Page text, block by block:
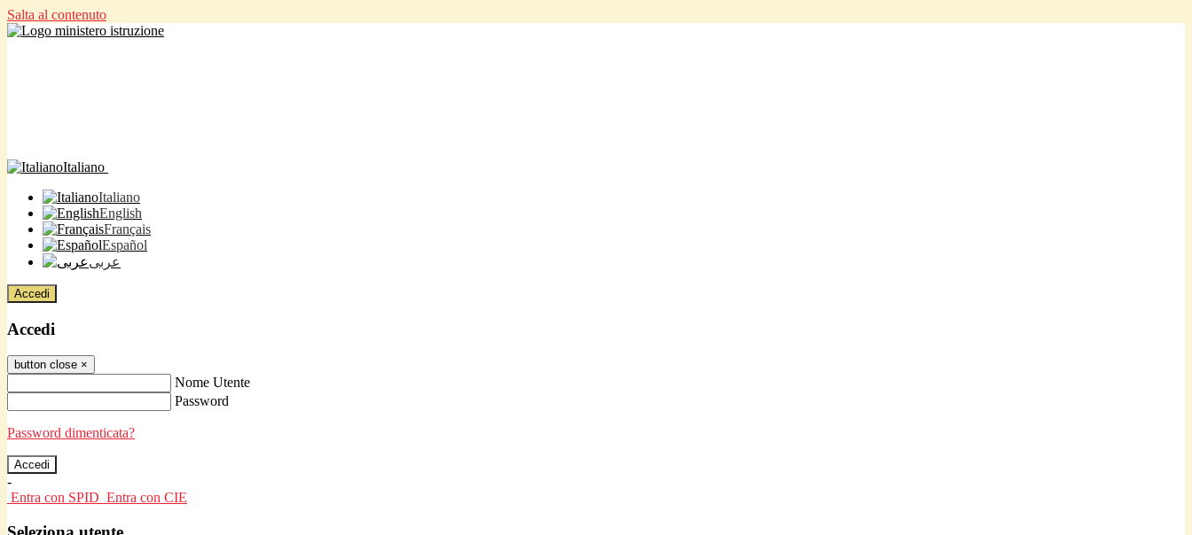
Salta al contenuto
Italiano
Italiano
English
Français
Español
عربى
Accedi
Accedi
button close ×
Nome Utente
Password
Password dimenticata?
-
Entra con SPID Entra con CIE